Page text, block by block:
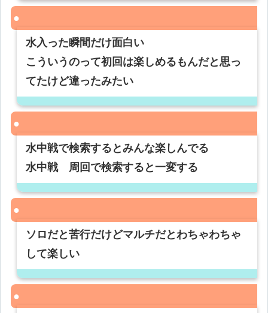
水入った瞬間だけ面白い
こういうのって初回は楽しめるもんだと思っ
てたけど違ったみたい
水中戦で検索するとみんな楽しんでる
水中戦 周回で検索すると一変する
ソロだと苦行だけどマルチだとわちゃわちゃ
して楽しい